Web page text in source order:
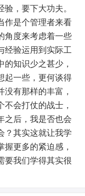
，要下大功夫。
作是个管理者来看
角度来考虑着一些
经验运用到实际工
知识少之甚少，
起一些，更何谈得
有那样的丰富，
会打仗的战士，
之后，我是否也会
？其实这就让我学
更多的紧迫感，
要我们学得其实很